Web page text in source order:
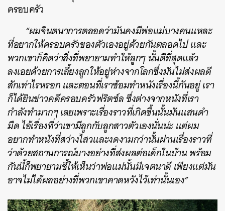
ครอบครัว
“ผมจินตนาการตลอดว่ามันคงมีพ่อแม่บางคนแหละ
ที่อยากให้ครอบครัวของตัวเองอยู่ด้วยกันตลอดไป และ
พวกเขาก็คิดว่าสิ่งที่พยายามทำให้ลูกๆ นั้นดีที่สุดแล้ว
ลงเอยด้วยการเลี้ยงลูกให้อยู่ห่างจากโลกซึ่งมันไม่ส่งผลดี
สักเท่าไรหรอก และตอนที่เราซ้อมทำหนังเรื่องนี้กันอยู่ เรา
ก็ได้ยินข่าวคดีครอบครัวฟริตซ์ล ซึ่งต่างจากหนังที่เรา
กำลังทำมากๆ เลยเพราะเรื่องราวที่เกิดขึ้นนั้นมันแสนดำ
มืด ไอ้เรื่องที่ว่าเขามีลูกกับลูกสาวตัวเองนั่นน่ะ แต่ผม
อยากทำหนังที่สว่างไสวและงดงามกว่านั้นผ่านเรื่องราวที่
ว่าด้วยสถานการณ์บางอย่างที่ส่งผลต่อเด็กในบ้าน พร้อม
กันนี้ก็พยายามชี้ให้เห็นว่าพ่อแม่นั้นมีเจตนาดี เพียงแต่มัน
อาจไม่ได้ผลอย่างที่พวกเขาคาดหวังไว้เท่านั้นเอง”